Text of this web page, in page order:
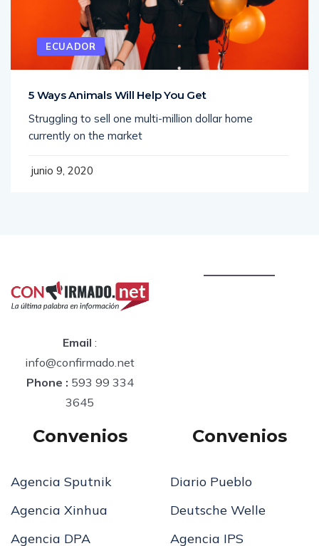
ECUADOR
5 Ways Animals Will Help You Get
Struggling to sell one multi-million dollar home
currently on the market
junio 9, 2020
Email :
info@confirmado.net
Phone : 593 99 334
3645
Convenios
Agencia Sputnik
Agencia Xinhua
Agencia DPA
Convenios
Diario Pueblo
Deutsche Welle
Agencia IPS